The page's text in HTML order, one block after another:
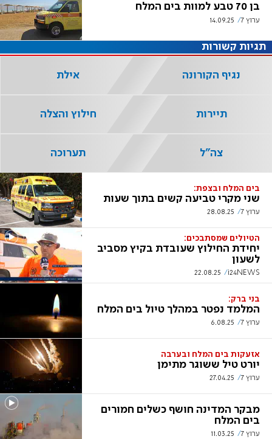
בן 70 טבע למוות בים המלח
ערוץ 7 14.09.25
בים המלח ובצפת:
שני מקרי טביעה קשים בתוך שעות
ערוץ 7 28.08.25
הטיולים שמסתבכים:
יחידת החילוץ שעובדת בקיץ מסביב
לשעון
i24NEWS
22.08.25
בני ברק:
המלמד נפטר במהלך טיול בים המלח
ערוץ 7 6.08.25
אזעקות בים המלח ובערבה
יורט טיל ששוגר מתימן
ערוץ 7 27.04.25
מבקר המדינה חושף כשלים חמורים
בים המלח
ערוץ 7 11.03.25
תגיות קשורות
נגיף הקורונה אילת
תיירות חילוץ והצלה
צה"ל תערוכה